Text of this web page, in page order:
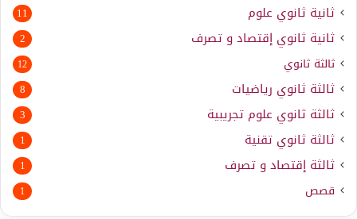
ثانية ثانوي علوم 11
ثانية ثانوي إقتصاد و تصرف 2
ثالثة ثانوي 12
ثالثة ثانوي رياضيات 8
ثالثة ثانوي علوم تجريبية 3
ثالثة ثانوي تقنية 1
ثالثة إقتصاد و تصرف 1
قصص 1